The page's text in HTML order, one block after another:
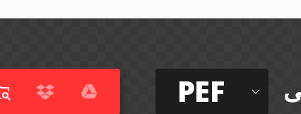
PEF